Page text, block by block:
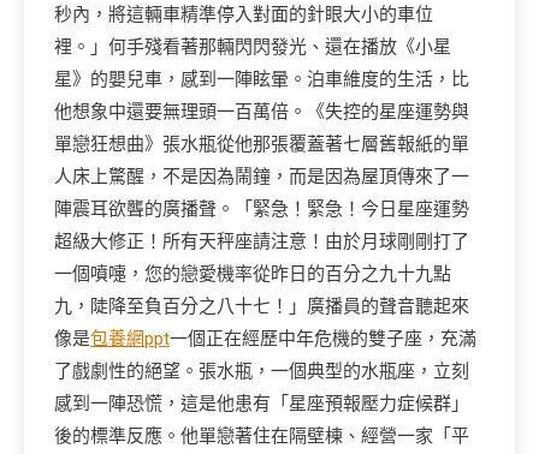
秒內，將這輛車精準停入對面的針眼大小的車位
裡。」何手殘看著那輛閃閃發光、還在播放《小星
星》的嬰兒車，感到一陣眩暈。泊車維度的生活，比
他想象中還要無理頭一百萬倍。《失控的星座運勢與
單戀狂想曲》張水瓶從他那張覆蓋著七層舊報紙的單
人床上驚醒，不是因為鬧鐘，而是因為屋頂傳來了一
陣震耳欲聾的廣播聲。「緊急！緊急！今日星座運勢
超級大修正！所有天秤座請注意！由於月球剛剛打了
一個噴嚏，您的戀愛機率從昨日的百分之九十九點
九，陡降至負百分之八十七！」廣播員的聲音聽起來
像是包養網ppt一個正在經歷中年危機的雙子座，充滿
了戲劇性的絕望。張水瓶，一個典型的水瓶座，立刻
感到一陣恐慌，這是他患有「星座預報壓力症候群」
後的標準反應。他單戀著住在隔壁棟、經營一家「平